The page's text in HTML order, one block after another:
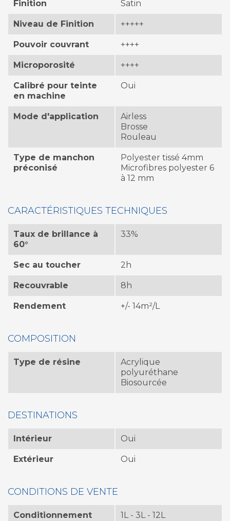
Finition Satin
Niveau de Finition +++++
Pouvoir couvrant ++++
Microporosité ++++
Calibré pour teinte
en machine
Oui
Mode d'application
Airless
Brosse
Rouleau
Type de manchon
préconisé
Polyester tissé 4mm
Microfibres polyester 6
à 12 mm
CARACTÉRISTIQUES TECHNIQUES
Taux de brillance à
60°
33%
Sec au toucher 2h
Recouvrable 8h
Rendement +/- 14m²/L
COMPOSITION
Type de résine
Acrylique
polyuréthane
Biosourcée
DESTINATIONS
Intérieur Oui
Extérieur Oui
CONDITIONS DE VENTE
Conditionnement 1L - 3L - 12L